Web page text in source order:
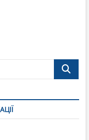
Поиск…